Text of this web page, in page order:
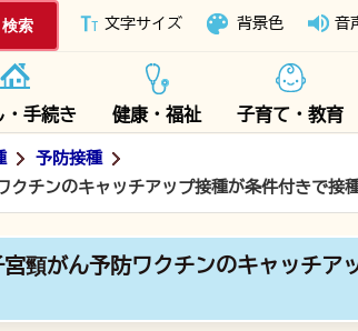
下妻市ホームページ
文字サイズ 背景色 音
・手続き 健康・福祉 子育て・教育
予防接種
クチンのキャッチアップ接種が条件付きで接
頸がん予防ワクチンのキャッチア